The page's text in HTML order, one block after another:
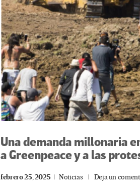
Una demanda millonaria
a Greenpeace y a las
febrero 25, 2025 Noticias Deja un